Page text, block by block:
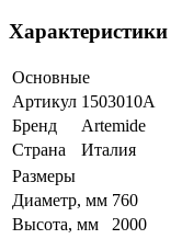
Характеристики
Основные
Артикул 1503010A
Бренд
Artemide
Страна
Италия
Размеры
Диаметр, мм 760
Высота, мм
2000